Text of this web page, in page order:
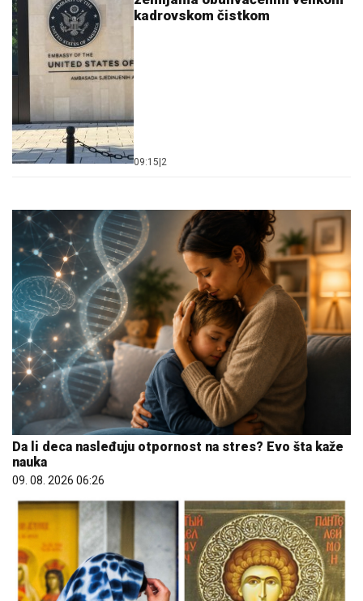
kadrovskom čistkom
09:15 2
Da li deca nasleđuju otpornost na stres? Evo šta kaže
nauka
09. 08. 2026 06:26